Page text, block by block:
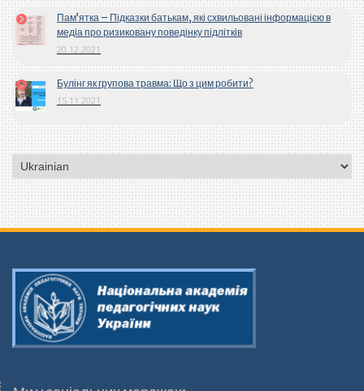
Пам’ятка – Підказки батькам, які схвильовані інформацією в
медіа про ризиковану поведінку підлітків
20.12.2021
Булінг як групова травма: Що з цим робити?
15.11.2021
Вибрати
мову